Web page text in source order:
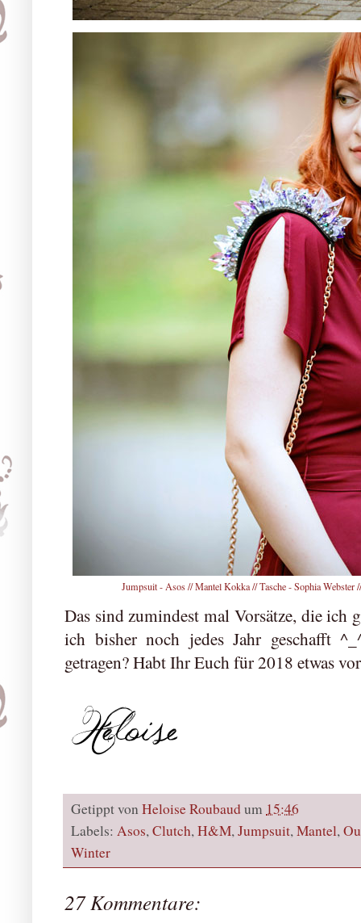
Jumpsuit - Asos // Mantel Kokka // Tasche - Sophia
Das sind zumindest mal Vorsätze, die ich
ich bisher noch jedes Jahr geschafft
getragen? Habt Ihr Euch für 2018 etwas
Getippt von Heloise Roubaudum 15:46
Labels: Asos,Clutch,H&M,Jumpsuit,Mantel,
Winter
27 Kommentare: